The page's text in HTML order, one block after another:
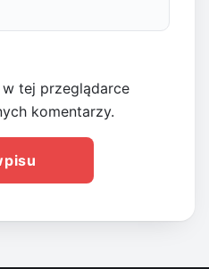
tej przeglądarce
komentarzy.